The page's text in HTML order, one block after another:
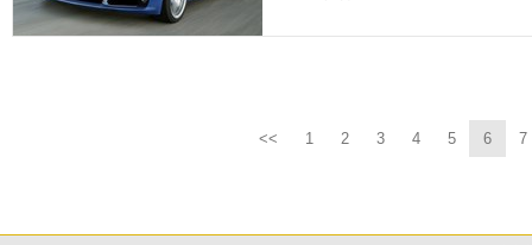
<< 1 2 3 4 5 6 7